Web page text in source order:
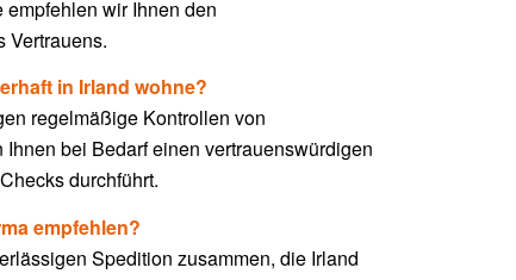
wir Ihnen den
Vertrauens.
in Irland wohne?
regelmäßige Kontrollen von
bei Bedarf einen vertrauenswürdigen
durchführt.
empfehlen?
Spedition zusammen, die Irland